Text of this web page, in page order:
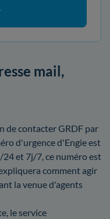
mail,
de contacter GRDF par
d'urgence d'Engie est
et 7j/7, ce numéro est
comment agir
la venue d'agents
le service